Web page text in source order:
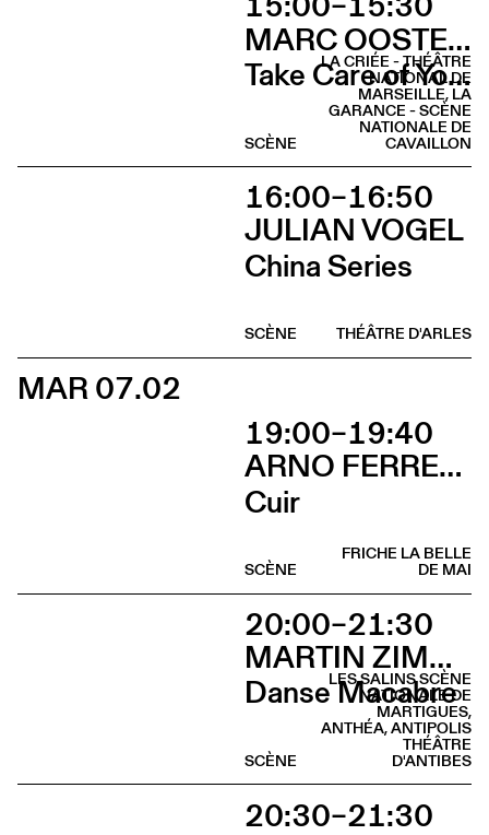
MARC OOSTERHOFF
Take Care of Yourself
LA CRIÉE - THÉÂTRE
NATIONAL DE
MARSEILLE, LA
GARANCE - SCÈNE
NATIONALE DE
CAVAILLON
SCÈNE
16:00–16:50
JULIAN VOGEL
China Series
THÉÂTRE D'ARLES
SCÈNE
MAR 07.02
19:00–19:40
ARNO FERRERA & GILLES POLET CIE UN LOUP POUR L'HOMME
Cuir
FRICHE LA BELLE
DE MAI
SCÈNE
20:00–21:30
MARTIN ZIMMERMANN
Danse Macabre
LES SALINS SCÈNE
NATIONALE DE
MARTIGUES,
ANTHÉA, ANTIPOLIS
THÉÂTRE
D'ANTIBES
SCÈNE
20:30–21:30